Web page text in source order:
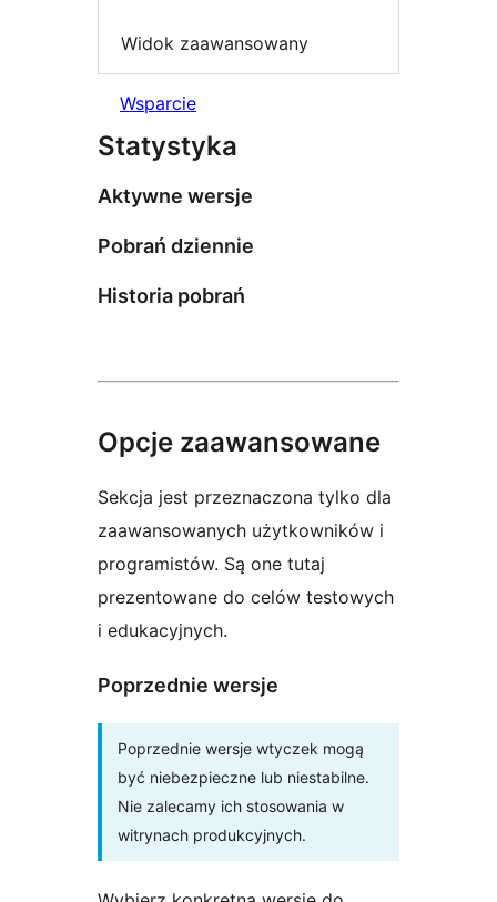
Widok zaawansowany
Wsparcie
Statystyka
Aktywne wersje
Pobrań dziennie
Historia pobrań
Opcje zaawansowane
Sekcja jest przeznaczona tylko dla
zaawansowanych użytkowników i
programistów. Są one tutaj
prezentowane do celów testowych
i edukacyjnych.
Poprzednie wersje
Poprzednie wersje wtyczek mogą
być niebezpieczne lub niestabilne.
Nie zalecamy ich stosowania w
witrynach produkcyjnych.